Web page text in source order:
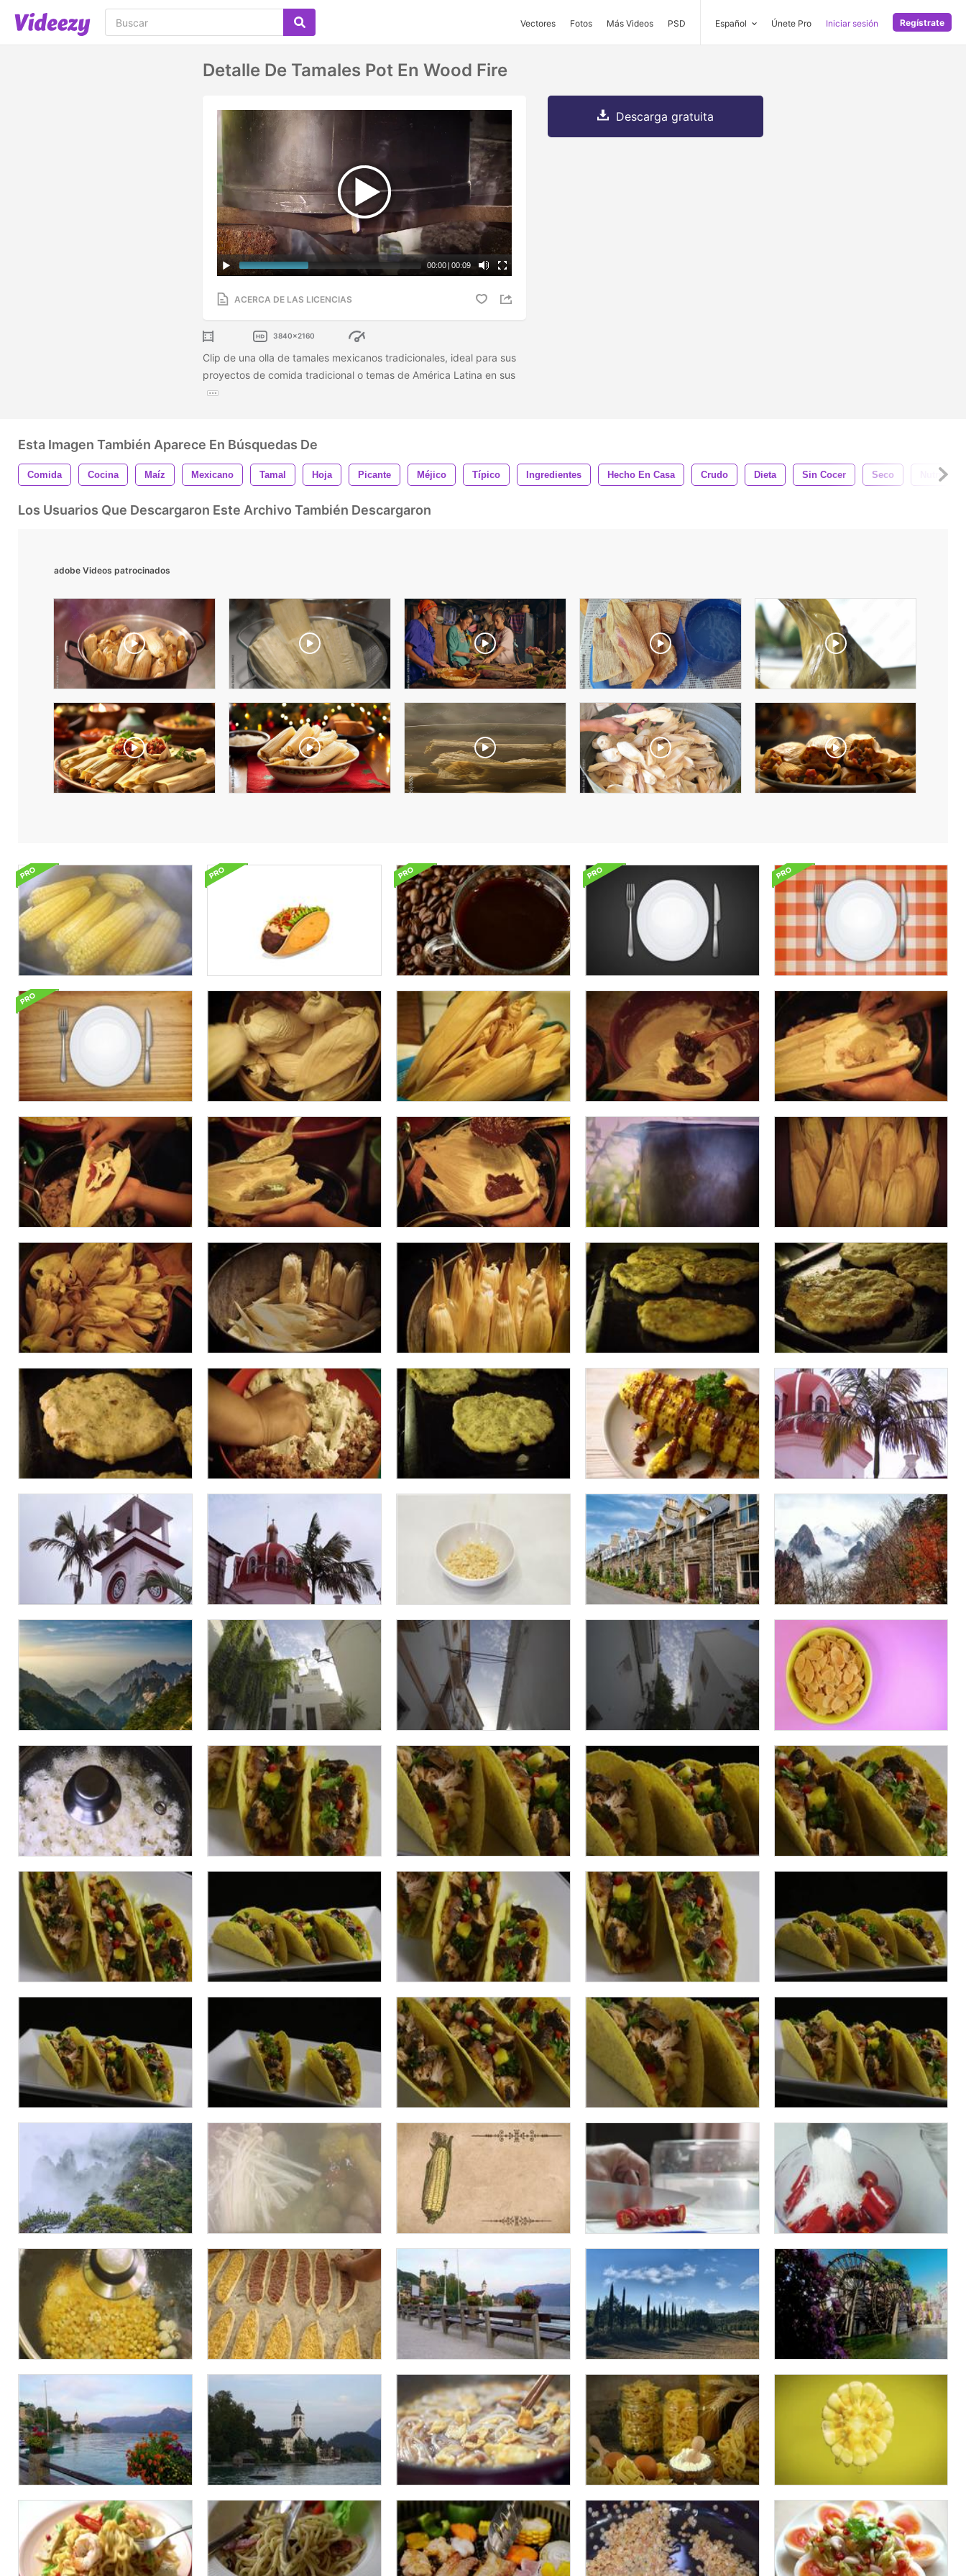
Vectores Fotos Más Videos PSD Español Únete Pro Iniciar sesión Regístrate
Detalle De Tamales Pot En Wood Fire
00:00 | 00:09
ACERCA DE LAS LICENCIAS
3840x2160
Clip de una olla de tamales mexicanos tradicionales, ideal para sus
proyectos de comida tradicional o temas de América Latina en sus
Descarga gratuita
Esta Imagen También Aparece En Búsquedas De
Comida Cocina Maíz Mexicano Tamal Hoja Picante Méjico Típico Ingredientes Hecho En Casa Crudo Dieta Sin Cocer Seco Nutrición
Los Usuarios Que Descargaron Este Archivo También Descargaron
adobe Videos patrocinados